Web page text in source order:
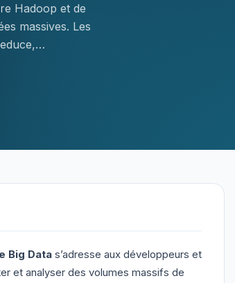
Hadoop et de
massives. Les
Big Data s’adresse aux développeurs et
et analyser des volumes massifs de